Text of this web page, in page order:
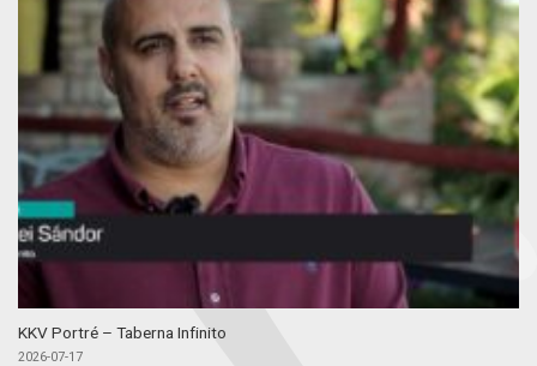
KKV Portré – Taberna Infinito
2026-07-17